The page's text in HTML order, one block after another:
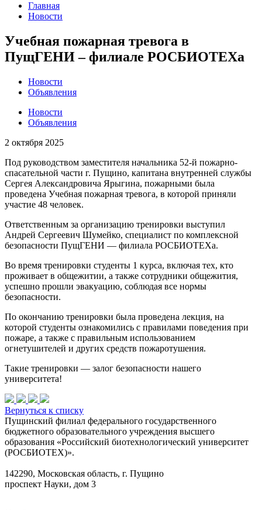
Главная
Новости
Учебная пожарная тревога в
ПущГЕНИ – филиале РОСБИОТЕХа
Новости
Объявления
Новости
Объявления
2 октября 2025
Под руководством заместителя начальника 52-й пожарно-
спасательной части г. Пущино, капитана внутренней службы
Сергея Александровича Ярыгина, пожарными была
проведена Учебная пожарная тревога, в которой приняли
участие 48 человек.
Ответственным за организацию тренировки выступил
Андрей Сергеевич Шумейко, специалист по комплексной
безопасности ПущГЕНИ — филиала РОСБИОТЕХа.
Во время тренировки студенты 1 курса, включая тех, кто
проживает в общежитии, а также сотрудники общежития,
успешно прошли эвакуацию, соблюдая все нормы
безопасности.
По окончанию тренировки была проведена лекция, на
которой студенты ознакомились с правилами поведения при
пожаре, а также с правильным использованием
огнетушителей и других средств пожаротушения.
Такие тренировки — залог безопасности нашего
университета!
Вернуться к списку
Пущинский филиал федерального государственного
бюджетного образовательного учреждения высшего
образования «Российский биотехнологический университет
(РОСБИОТЕХ)».
142290, Московская область, г. Пущино
проспект Науки, дом 3